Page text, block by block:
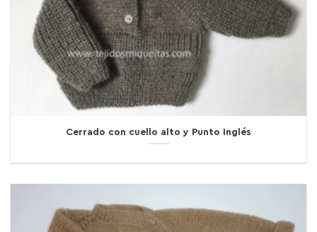
Cerrado con cuello alto y Punto Inglés